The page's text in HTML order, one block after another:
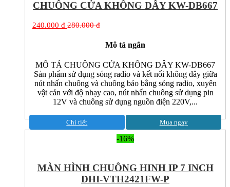
CHUÔNG CỬA KHÔNG DÂY KW-DB667
240.000 đ 280.000 đ
Mô tả ngắn
MÔ TẢ CHUÔNG CỬA KHÔNG DÂY KW-DB667
Sản phẩm sử dụng sóng radio và kết nối không dây giữa
nút nhấn chuông và chuông báo bằng sóng radio, xuyên
vật cản với độ nhạy cao, nút nhấn chuông sử dụng pin
12V và chuông sử dụng nguồn điện 220V,...
Chi tiết Mua ngay
-16%
MÀN HÌNH CHUÔNG HINH IP 7 INCH
DHI-VTH2421FW-P